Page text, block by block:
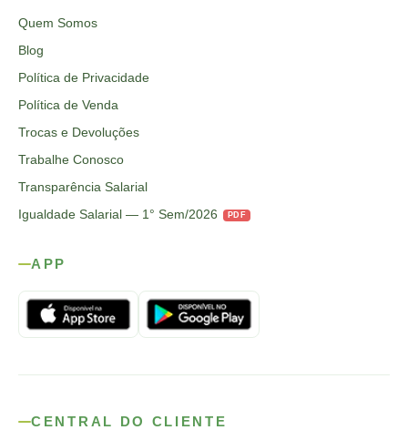
Quem Somos
Blog
Política de Privacidade
Política de Venda
Trocas e Devoluções
Trabalhe Conosco
Transparência Salarial
Igualdade Salarial — 1° Sem/2026
PDF
APP
CENTRAL DO CLIENTE